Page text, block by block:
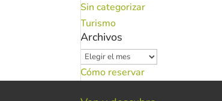
Sin categorizar
Turismo
Archivos
Archivos
Cómo reservar